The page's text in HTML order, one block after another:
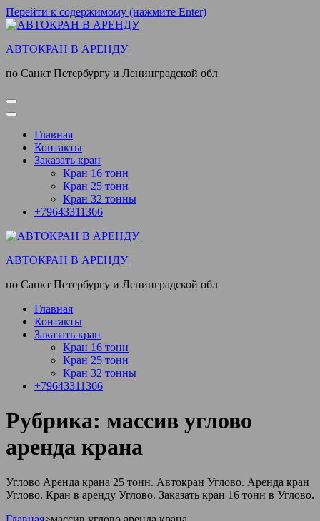
Перейти к содержимому (нажмите Enter)
АВТОКРАН В АРЕНДУ
по Санкт Петербургу и Ленинградской обл
Главная
Контакты
Заказать кран
Кран 16 тонн
Кран 25 тонн
Кран 32 тонны
+79643311366
АВТОКРАН В АРЕНДУ
по Санкт Петербургу и Ленинградской обл
Главная
Контакты
Заказать кран
Кран 16 тонн
Кран 25 тонн
Кран 32 тонны
+79643311366
Рубрика: массив углово
аренда крана
Углово Аренда крана 25 тонн. Автокран Углово. Аренда кран
Углово. Кран в аренду Углово. Заказать кран 16 тонн в Углово.